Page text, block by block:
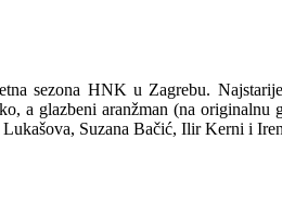
sezona HNK u Zagrebu.
glazbeni aranžman (na
Suzana Bačić, Ilir Kerni i